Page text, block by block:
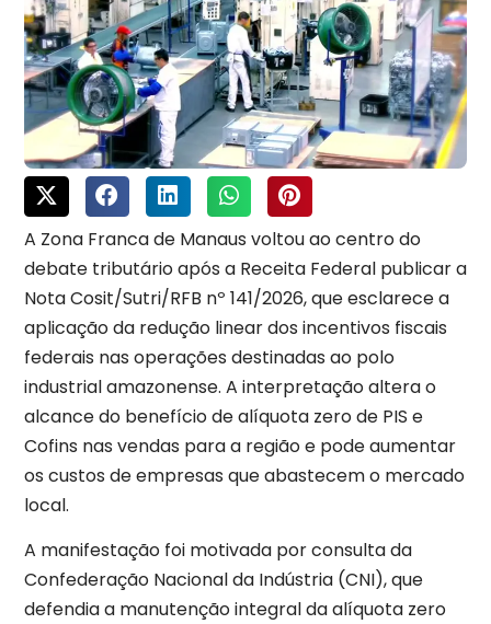
A Zona Franca de Manaus voltou ao centro do
debate tributário após a Receita Federal publicar a
Nota Cosit/Sutri/RFB nº 141/2026, que esclarece a
aplicação da redução linear dos incentivos fiscais
federais nas operações destinadas ao polo
industrial amazonense. A interpretação altera o
alcance do benefício de alíquota zero de PIS e
Cofins nas vendas para a região e pode aumentar
os custos de empresas que abastecem o mercado
local.
A manifestação foi motivada por consulta da
Confederação Nacional da Indústria (CNI), que
defendia a manutenção integral da alíquota zero